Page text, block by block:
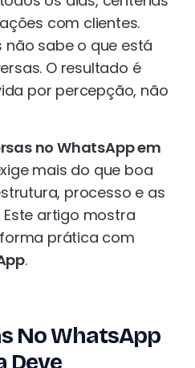
com clientes.
não sabe o que está
O resultado é
por percepção, não
no WhatsApp em
mais do que boa
processo e as
artigo mostra
prática com
.
No WhatsApp
Deve